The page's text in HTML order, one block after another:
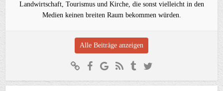
Landwirtschaft, Tourismus und Kirche, die sonst vielleicht in den
Medien keinen breiten Raum bekommen würden.
Alle Beiträge anzeigen